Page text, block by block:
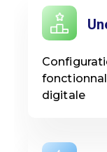
digitale